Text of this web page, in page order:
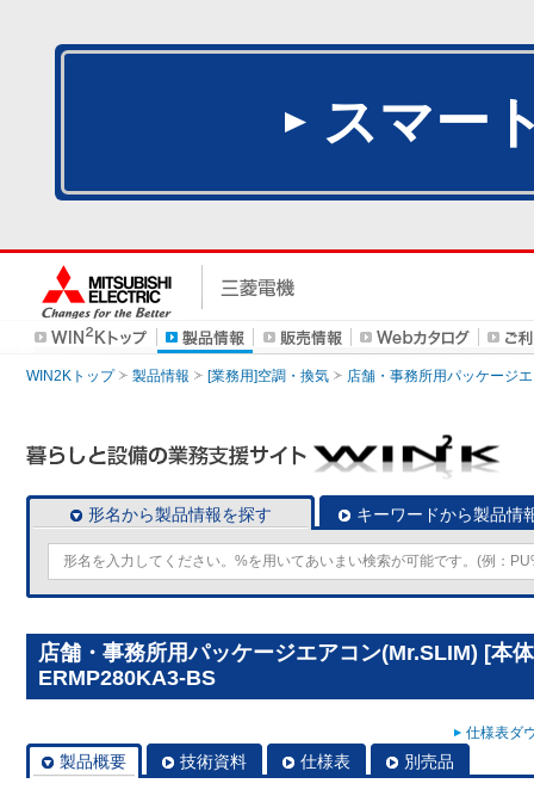
スマー
WIN2Kトップ 製品情報 [業務用]空調・換気 店舗・事務所用パッケージ
形名から製品情報を探す キーワードから製品情
店舗・事務所用パッケージエアコン(Mr.SLIM) [本
ERMP280KA3-BS
仕様表ダ
製品概要 技術資料 仕様表 別売品